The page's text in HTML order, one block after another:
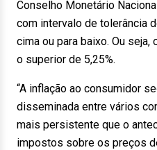
Conselho Monetário
com intervalo de tolerância
cima ou para baixo. Ou
o superior de 5,25%.
“A inflação ao consumidor
disseminada entre vários
mais persistente que o
impostos sobre os preços